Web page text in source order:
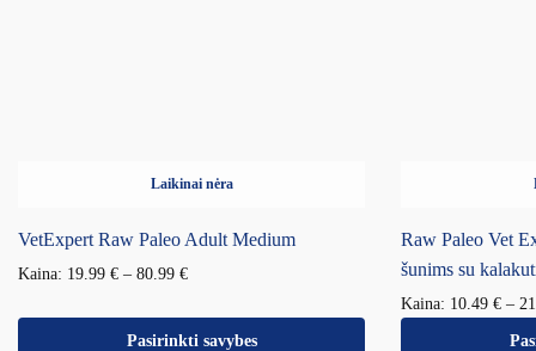
Laikinai nėra
VetExpert Raw Paleo Adult Medium
Kaina: 19.99 € – 80.99 €
Pasirinkti savybes
Raw Paleo Vet
šunims su
Kaina: 10.49 € –